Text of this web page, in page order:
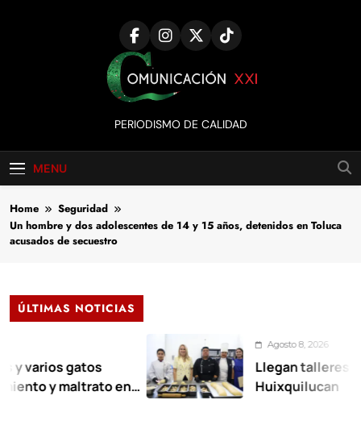
Comunicación
XXI
PERIODISMO DE CALIDAD
MENU
Home
Seguridad
Un hombre y dos adolescentes de 14 y 15 años, detenidos en Toluca
acusados de secuestro
ÚLTIMAS NOTICIAS
gatos
maltrato en
Agosto 8, 2026
Llegan talleres de
Huixquilucan